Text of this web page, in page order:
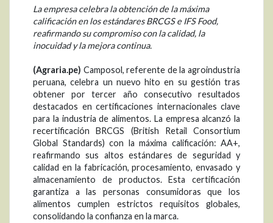
La empresa celebra la obtención de la máxima
calificación en los estándares BRCGS e IFS Food,
reafirmando su compromiso con la calidad, la
inocuidad y la mejora continua.
(Agraria.pe) Camposol, referente de la agroindustria
peruana, celebra un nuevo hito en su gestión tras
obtener por tercer año consecutivo resultados
destacados en certificaciones internacionales clave
para la industria de alimentos. La empresa alcanzó la
recertificación BRCGS (British Retail Consortium
Global Standards) con la máxima calificación: AA+,
reafirmando sus altos estándares de seguridad y
calidad en la fabricación, procesamiento, envasado y
almacenamiento de productos. Esta certificación
garantiza a las personas consumidoras que los
alimentos cumplen estrictos requisitos globales,
consolidando la confianza en la marca.